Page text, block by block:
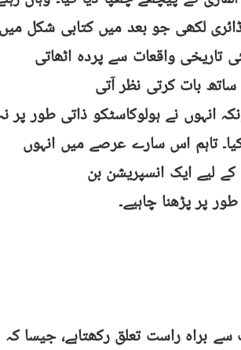
لکھی جو بعد میں کتابی شکل میں
تاریخی واقعات سے پردہ اٹھاتی
بات کرتی نظر آتی
انہوں نے ہولوکاسٹکو ذاتی طور پر
تاہم اس سارے عرصے میں انہوں
لیے ایک انسپریشن بن
پر پڑھنا چاہیے۔
براہ راست تعلق رکھتاہے، جیسا